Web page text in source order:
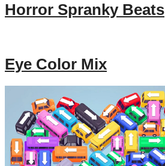
Horror Spranky Beats
Eye Color Mix